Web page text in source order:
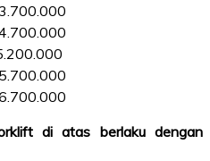
di atas berlaku dengan